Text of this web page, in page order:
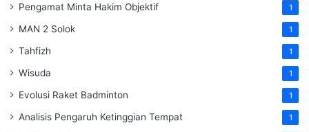
Pengamat Minta Hakim Objektif 1
MAN 2 Solok 1
Tahfizh 1
Wisuda 1
Evolusi Raket Badminton 1
Analisis Pengaruh Ketinggian Tempat 1